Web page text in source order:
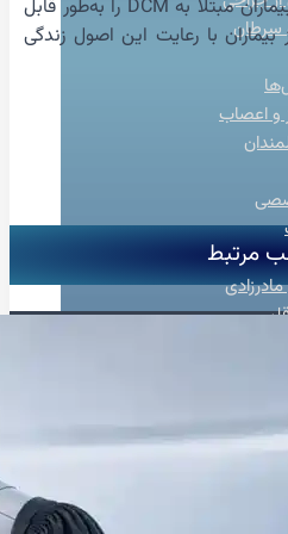
سرطان
و اعصاب
منظم می‌تواند کیفیت زندگی بیماران مبتلا به DCM را به‌طور قابل
با رعایت این اصول زندگی
مرتبط